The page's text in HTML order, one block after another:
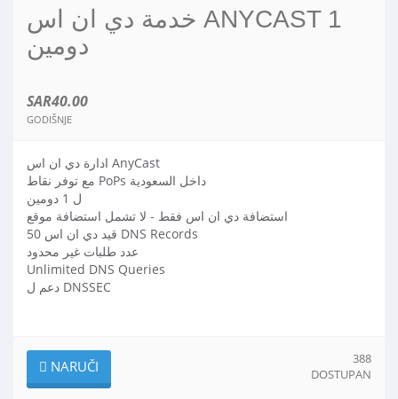
خدمة دي ان اس ANYCAST 1
دومين
SAR40.00
GODIŠNJE
ادارة دي ان اس AnyCast
مع توفر نقاط PoPs داخل السعودية
ل 1 دومين
استضافة دي ان اس فقط - لا تشمل استضافة موقع
50 قيد دي ان اس DNS Records
عدد طلبات غير محدود
Unlimited DNS Queries
دعم ل DNSSEC
NARUČI
388
DOSTUPAN